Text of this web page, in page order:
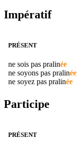
Impératif
PRÉSENT
ne sois pas pralinée
ne soyons pas pralinée
ne soyez pas pralinée
Participe
PRÉSENT